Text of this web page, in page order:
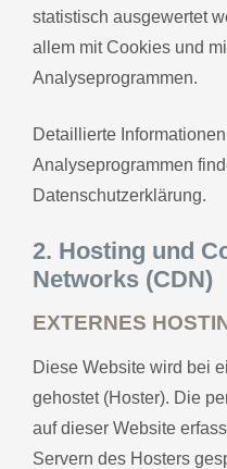
statistisch ausgewertet
allem mit Cookies und
Analyseprogrammen.
Detaillierte
Analyseprogrammen
Datenschutzerklärung.
2. Hosting und
Networks (CDN)
EXTERNES
Diese Website wird bei
gehostet (Hoster). Die
auf dieser Website
Servern des Hosters